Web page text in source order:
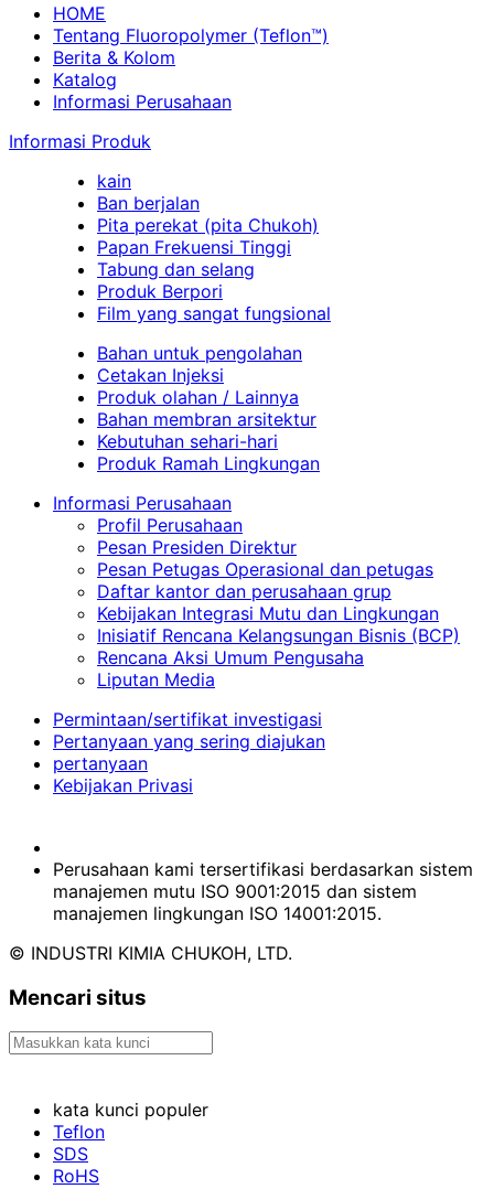
HOME
Tentang Fluoropolymer (Teflon™)
Berita & Kolom
Katalog
Informasi Perusahaan
Informasi Produk
kain
Ban berjalan
Pita perekat (pita Chukoh)
Papan Frekuensi Tinggi
Tabung dan selang
Produk Berpori
Film yang sangat fungsional
Bahan untuk pengolahan
Cetakan Injeksi
Produk olahan / Lainnya
Bahan membran arsitektur
Kebutuhan sehari-hari
Produk Ramah Lingkungan
Informasi Perusahaan
Profil Perusahaan
Pesan Presiden Direktur
Pesan Petugas Operasional dan petugas
Daftar kantor dan perusahaan grup
Kebijakan Integrasi Mutu dan Lingkungan
Inisiatif Rencana Kelangsungan Bisnis (BCP)
Rencana Aksi Umum Pengusaha
Liputan Media
Permintaan/sertifikat investigasi
Pertanyaan yang sering diajukan
pertanyaan
Kebijakan Privasi
Perusahaan kami tersertifikasi berdasarkan sistem
manajemen mutu ISO 9001:2015 dan sistem
manajemen lingkungan ISO 14001:2015.
© INDUSTRI KIMIA CHUKOH, LTD.
Mencari situs
kata kunci populer
Teflon
SDS
RoHS